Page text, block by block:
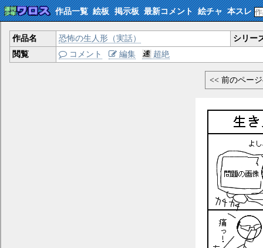
作品一覧 絵板 掲示板 最新コメント 絵チャ 本スレ
作品名 恐怖の生人形（実話）
シリー
閲覧
コメント 編集 超絶
<< 前のペー